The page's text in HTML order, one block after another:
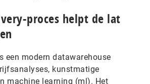
proces helpt de lat
een modern datawarehouse
kunstmatige
machine learning (ml). Het